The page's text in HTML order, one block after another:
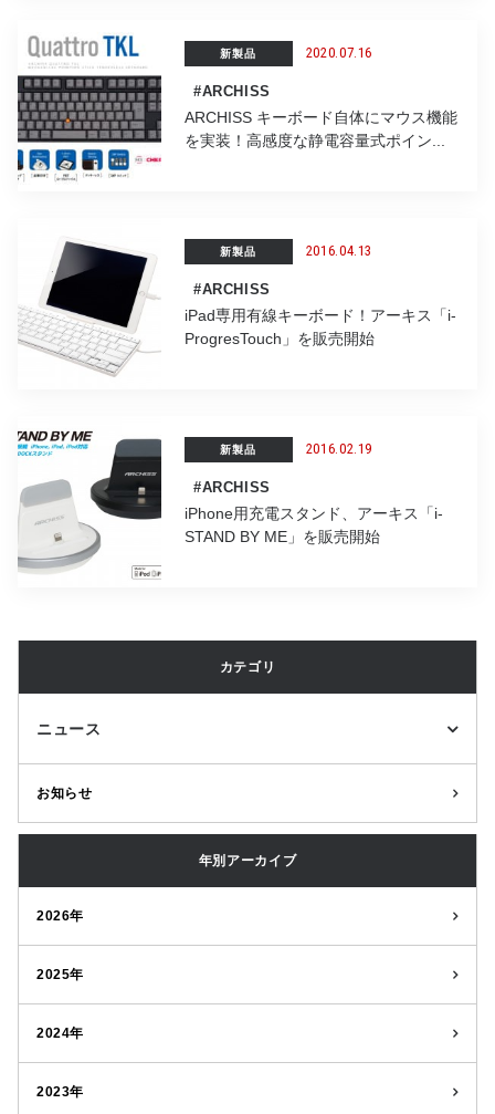
新製品 2020.07.16
#ARCHISS
ARCHISS キーボード自体にマウス機能
を実装！高感度な静電容量式ポイン...
新製品 2016.04.13
#ARCHISS
iPad専用有線キーボード！アーキス「i-
ProgresTouch」を販売開始
新製品 2016.02.19
#ARCHISS
iPhone用充電スタンド、アーキス「i-
STAND BY ME」を販売開始
カテゴリ
ニュース
お知らせ
年別アーカイブ
2026年
2025年
2024年
2023年